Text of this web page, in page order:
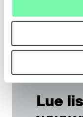
Lue